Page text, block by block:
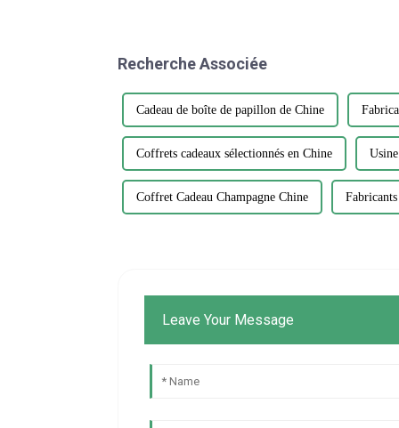
Recherche Associée
Cadeau de boîte de papillon de Chine
Coffrets cadeaux sélectionnés en Chine
Coffret Cadeau Champagne Chine
Leave Your Message